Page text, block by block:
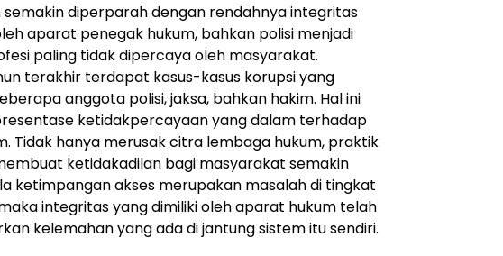
diperparah dengan rendahnya integritas
aparat penegak hukum, bahkan polisi menjadi
paling tidak dipercaya oleh masyarakat.
terakhir terdapat kasus-kasus korupsi yang
anggota polisi, jaksa, bahkan hakim. Hal ini
ketidakpercayaan yang dalam terhadap
Tidak hanya merusak citra lembaga hukum, praktik
ketidakadilan bagi masyarakat semakin
ketimpangan akses merupakan masalah di tingkat
integritas yang dimiliki oleh aparat hukum telah
kelemahan yang ada di jantung sistem itu sendiri.